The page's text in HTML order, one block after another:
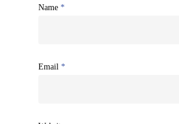
Name *
Email *